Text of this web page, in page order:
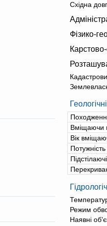
Східна
Фізико-
Вміщаючи
Вік
Режим
Наявні